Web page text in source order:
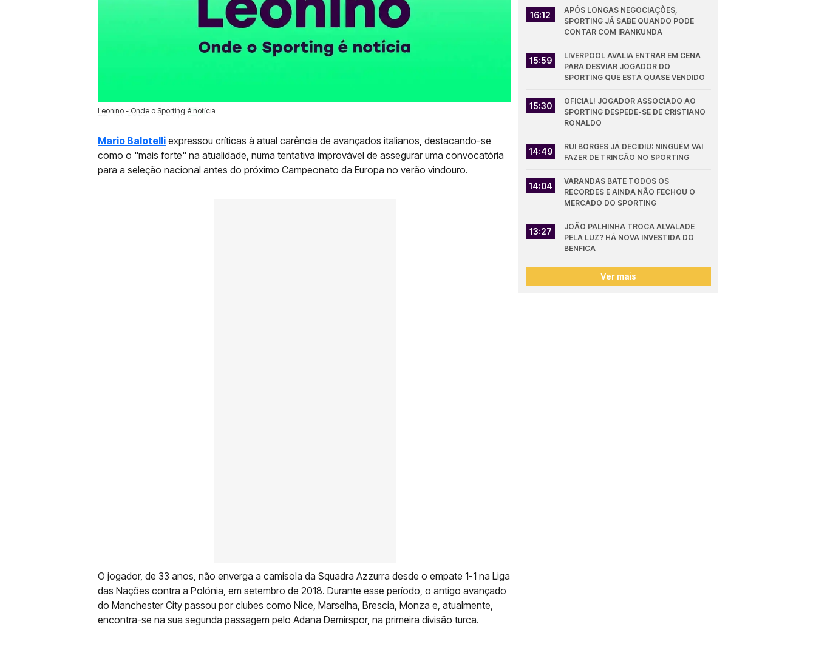
Leonino - Onde o Sporting é notícia
22 Nov 2023 | 19:26 | 0
Mario Balotelli expressou críticas à atual carência de avançados italianos, destacando-se
como o "mais forte" na atualidade, numa tentativa improvável de assegurar uma convocatória
para a seleção nacional antes do próximo Campeonato da Europa no verão vindouro.
O jogador, de 33 anos, não enverga a camisola da Squadra Azzurra desde o empate 1-1 na Liga
das Nações contra a Polónia, em setembro de 2018. Durante esse período, o antigo avançado
do Manchester City passou por clubes como Nice, Marselha, Brescia, Monza e, atualmente,
encontra-se na sua segunda passagem pelo Adana Demirspor, na primeira divisão turca.
16:12
APÓS LONGAS NEGOCIAÇÕES,
SPORTING JÁ SABE QUANDO PODE
CONTAR COM IRANKUNDA
15:59
LIVERPOOL AVALIA ENTRAR EM CENA
PARA DESVIAR JOGADOR DO
SPORTING QUE ESTÁ QUASE VENDIDO
15:30
OFICIAL! JOGADOR ASSOCIADO AO
SPORTING DESPEDE-SE DE CRISTIANO
RONALDO
14:49
RUI BORGES JÁ DECIDIU: NINGUÉM VAI
FAZER DE TRINCÃO NO SPORTING
14:04
VARANDAS BATE TODOS OS
RECORDES E AINDA NÃO FECHOU O
MERCADO DO SPORTING
13:27
JOÃO PALHINHA TROCA ALVALADE
PELA LUZ? HÁ NOVA INVESTIDA DO
BENFICA
Ver mais